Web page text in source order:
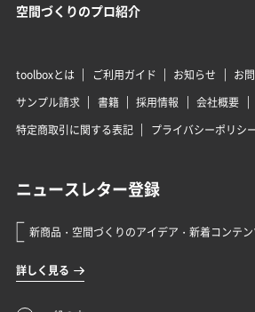
空間づくりのプロ紹介
toolboxとは ご利用ガイド お知らせ
お
サンプル請求
書籍 採用情報
会社概要
特定商取引に関する表記
プライバシーポリシ